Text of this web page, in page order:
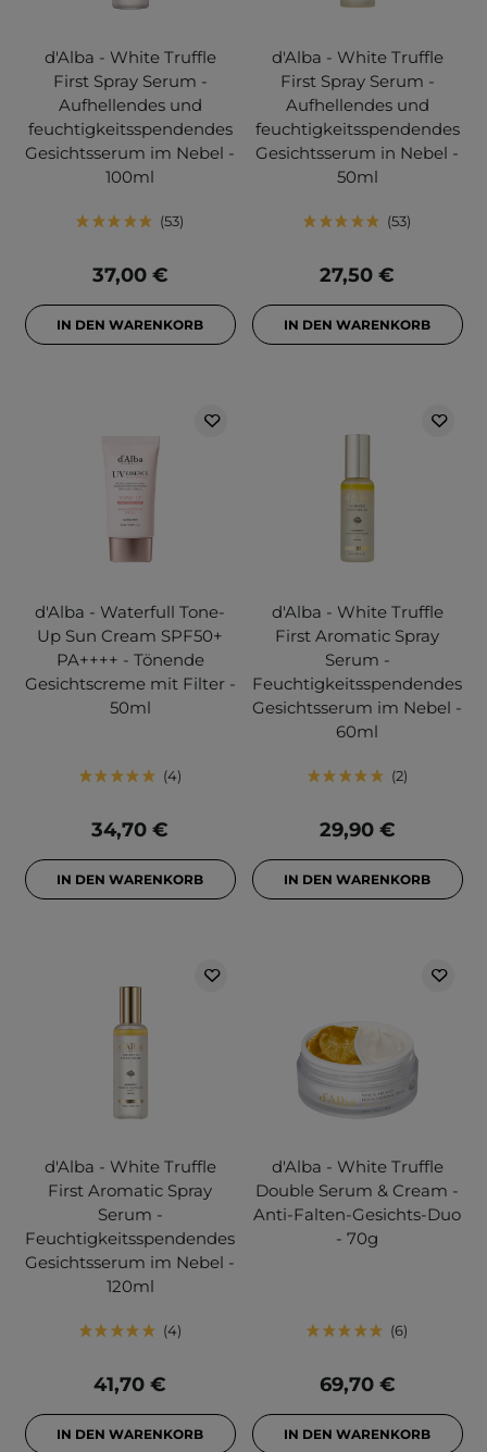
d'Alba - White Truffle
First Spray Serum -
Aufhellendes und
feuchtigkeitsspendendes
Gesichtsserum im Nebel -
100ml
53
37,00 €
IN DEN WARENKORB
d'Alba - White Truffle
First Spray Serum -
Aufhellendes und
feuchtigkeitsspendendes
Gesichtsserum in Nebel -
50ml
53
27,50 €
IN DEN WARENKORB
d'Alba - Waterfull Tone-
Up Sun Cream SPF50+
PA++++ - Tönende
Gesichtscreme mit Filter -
50ml
4
34,70 €
IN DEN WARENKORB
d'Alba - White Truffle
First Aromatic Spray
Serum -
Feuchtigkeitsspendendes
Gesichtsserum im Nebel -
60ml
2
29,90 €
IN DEN WARENKORB
d'Alba - White Truffle
First Aromatic Spray
Serum -
Feuchtigkeitsspendendes
Gesichtsserum im Nebel -
120ml
4
41,70 €
IN DEN WARENKORB
d'Alba - White Truffle
Double Serum & Cream -
Anti-Falten-Gesichts-Duo
- 70g
6
69,70 €
IN DEN WARENKORB